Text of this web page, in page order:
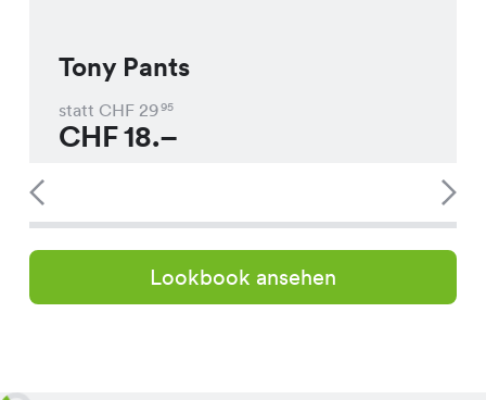
Tony Pants
statt CHF 2995
CHF18.–
Lookbook ansehen